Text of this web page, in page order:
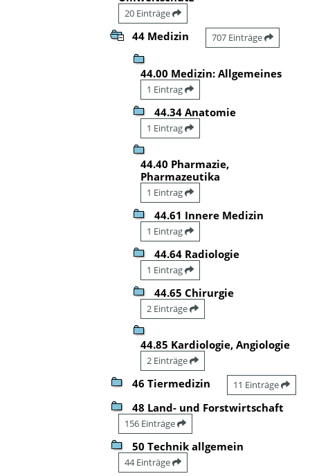
20 Einträge
44 Medizin 707 Einträge
44.00 Medizin: Allgemeines
1 Eintrag
44.34 Anatomie
1 Eintrag
44.40 Pharmazie,
Pharmazeutika
1 Eintrag
44.61 Innere Medizin
1 Eintrag
44.64 Radiologie
1 Eintrag
44.65 Chirurgie
2 Einträge
44.85 Kardiologie, Angiologie
2 Einträge
46 Tiermedizin 11 Einträge
48 Land- und Forstwirtschaft
156 Einträge
50 Technik allgemein
44 Einträge